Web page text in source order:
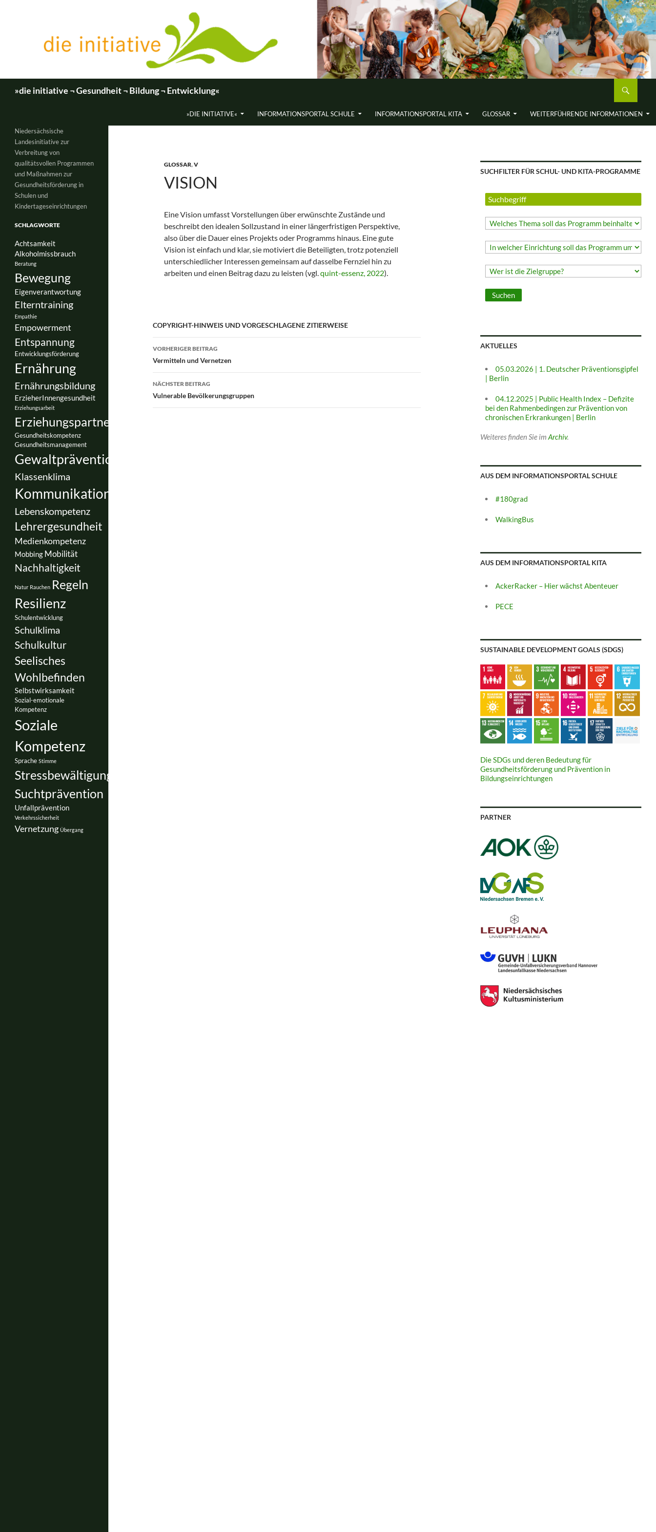
»die initiative ¬ Gesundheit ¬ Bildung ¬ Entwicklung«
»DIE INITIATIVE« INFORMATIONS­PORTAL SCHULE INFORMATIONS­PORTAL KITA GLOSSAR WEITERFÜH­RENDE INFORMA­TIONEN
GLOSSAR,V
VISION
Eine Vision umfasst Vorstellungen über erwünschte Zustände und
beschreibt den idealen Sollzustand in einer längerfristigen Perspektive,
also über die Dauer eines Projekts oder Programms hinaus. Eine gute
Vision ist einfach und klar, sie motiviert die Beteiligten, trotz potenziell
unterschiedlicher Interessen gemeinsam auf dasselbe Fernziel hin zu
arbeiten und einen Beitrag dazu zu leisten (vgl.quint-essenz, 2022).
COPYRIGHT-HINWEIS UND VORGESCHLAGENE ZITIERWEISE
Beitragsnavigation
VORHERIGER BEITRAG
Vermitteln und Vernetzen
NÄCHSTER BEITRAG
Vulnerable Bevölkerungsgruppen
SUCHFILTER FÜR SCHUL- UND KITA-PROGRAMME
AKTUELLES
05.03.2026 | 1. Deutscher Präventionsgipfel
| Berlin
04.12.2025 | Public Health Index – Defizite
bei den Rahmenbedingen zur Prävention von
chronischen Erkrankungen | Berlin
Weiteres finden Sie im Archiv.
AUS DEM INFORMATIONSPORTAL SCHULE
#180grad
WalkingBus
AUS DEM INFORMATIONSPORTAL KITA
AckerRacker – Hier wächst Abenteuer
PECE
SUSTAINABLE DEVELOPMENT GOALS (SDGS)
Die SDGs und deren Bedeutung für
Gesundheitsförderung und Prävention in
Bildungseinrichtungen
PARTNER
Niedersächsische
Landesinitiative zur
Verbreitung von
qualitätsvollen Programmen
und Maßnahmen zur
Gesundheitsförderung in
Schulen und
Kindertageseinrichtungen
SCHLAGWORTE
Achtsamkeit
Alkoholmissbrauch
Beratung
Bewegung
Eigenverantwortung
Elterntraining
Empathie
Empowerment
Entspannung
Entwicklungsförderung
Ernährung
Ernährungsbildung
ErzieherInnengesundheit
Erziehungsarbeit
Erziehungspartnerschaft
Gesundheitskompetenz
Gesundheitsmanagement
Gewaltprävention
Klassenklima
Kommunikation
Lebenskompetenz
Lehrergesundheit
Medienkompetenz
Mobbing Mobilität
Nachhaltigkeit
Natur Rauchen Regeln
Resilienz
Schulentwicklung
Schulklima
Schulkultur
Seelisches
Wohlbefinden
Selbstwirksamkeit
Sozial-emotionale
Kompetenz
Soziale
Kompetenz
Sprache Stimme
Stressbewältigung
Suchtprävention
Unfallprävention
Verkehrssicherheit
Vernetzung Übergang